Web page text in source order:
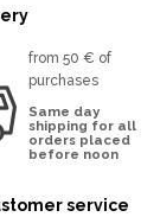
from 50 € of
purchases
Same day
shipping for all
orders placed
before noon
service